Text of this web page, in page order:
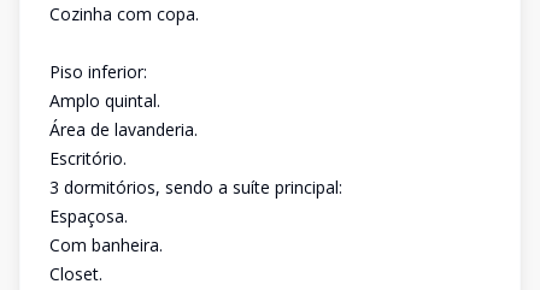
Cozinha com copa.
Piso inferior:
Amplo quintal.
Área de lavanderia.
Escritório.
3 dormitórios, sendo a suíte principal:
Espaçosa.
Com banheira.
Closet.